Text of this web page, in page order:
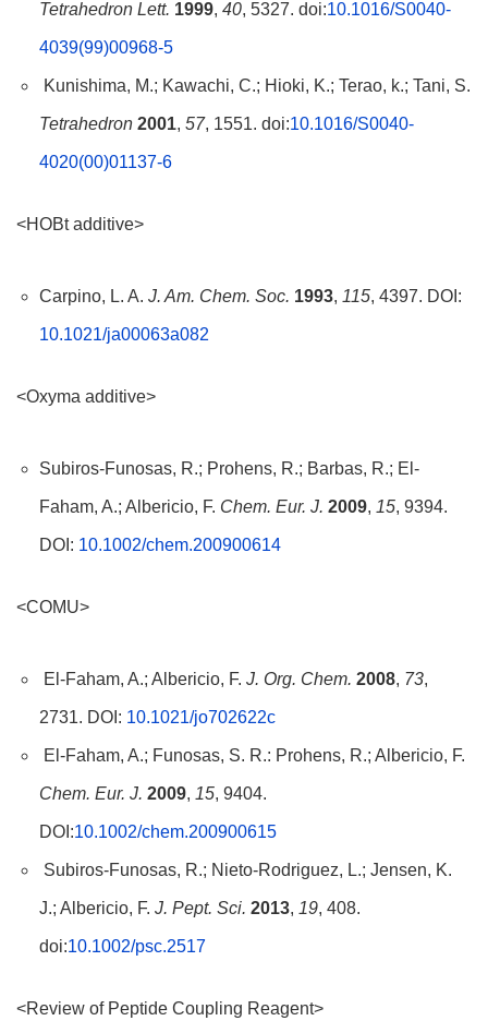
Tetrahedron Lett. 1999, 40, 5327. doi:10.1016/S0040-
4039(99)00968-5
Kunishima, M.; Kawachi, C.; Hioki, K.; Terao, k.; Tani, S.
Tetrahedron 2001, 57, 1551. doi:10.1016/S0040-
4020(00)01137-6
<HOBt additive>
Carpino, L. A. J. Am. Chem. Soc. 1993, 115, 4397. DOI:
10.1021/ja00063a082
<Oxyma additive>
Subiros-Funosas, R.; Prohens, R.; Barbas, R.; El-
Faham, A.; Albericio, F. Chem. Eur. J. 2009, 15, 9394.
DOI: 10.1002/chem.200900614
<COMU>
El-Faham, A.; Albericio, F. J. Org. Chem. 2008, 73,
2731. DOI: 10.1021/jo702622c
El-Faham, A.; Funosas, S. R.: Prohens, R.; Albericio, F.
Chem. Eur. J. 2009, 15, 9404.
DOI:10.1002/chem.200900615
Subiros-Funosas, R.; Nieto-Rodriguez, L.; Jensen, K.
J.; Albericio, F. J. Pept. Sci. 2013, 19, 408.
doi:10.1002/psc.2517
<Review of Peptide Coupling Reagent>